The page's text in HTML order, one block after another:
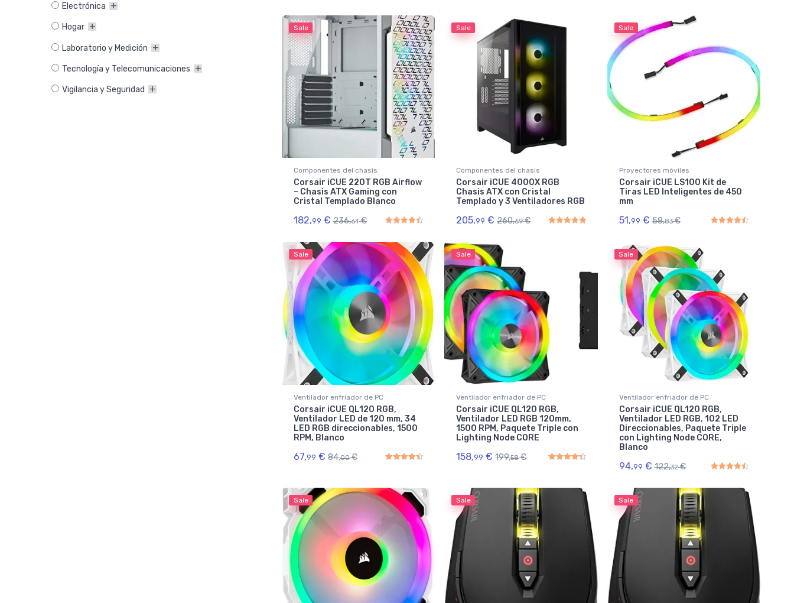
Sale
Componentes del chasis
Corsair iCUE 220T RGB Airflow
– Chasis ATX Gaming con
Cristal Templado Blanco
182,99 € 236,64 €
Sale
Componentes del chasis
Corsair iCUE 4000X RGB
Chasis ATX con Cristal
Templado y 3 Ventiladores RGB
205,99 € 260,69 €
Sale
Proyectores móviles
Corsair iCUE LS100 Kit de
Tiras LED Inteligentes de 450
mm
51,99 € 58,83 €
Sale
Ventilador enfriador de PC
Corsair iCUE QL120 RGB,
Ventilador LED de 120 mm, 34
LED RGB direccionables, 1500
RPM, Blanco
67,99 € 84,00 €
Sale
Ventilador enfriador de PC
Corsair iCUE QL120 RGB,
Ventilador LED RGB 120mm,
1500 RPM, Paquete Triple con
Lighting Node CORE
158,99 € 199,58 €
Sale
Ventilador enfriador de PC
Corsair iCUE QL120 RGB,
Ventilador LED RGB, 102 LED
Direccionables, Paquete Triple
con Lighting Node CORE,
Blanco
94,99 € 122,32 €
Sale Sale Sale
Electrónica
Hogar
Laboratorio y Medición
Tecnología y Telecomunicaciones
Vigilancia y Seguridad